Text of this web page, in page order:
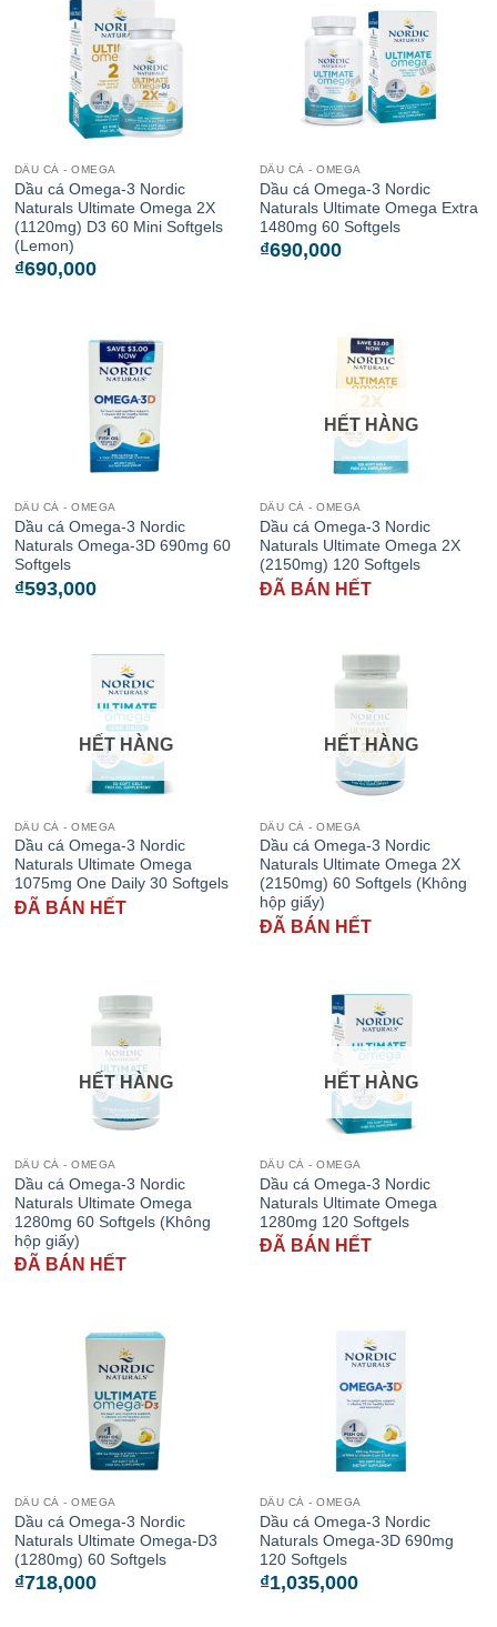
DẦU CÁ - OMEGA
Dầu cá Omega-3 Nordic
Naturals Ultimate Omega 2X
(1120mg) D3 60 Mini Softgels
(Lemon)
₫690,000
DẦU CÁ - OMEGA
Dầu cá Omega-3 Nordic
Naturals Ultimate Omega Extra
1480mg 60 Softgels
₫690,000
DẦU CÁ - OMEGA
Dầu cá Omega-3 Nordic
Naturals Omega-3D 690mg 60
Softgels
₫593,000
HẾT HÀNG
DẦU CÁ - OMEGA
Dầu cá Omega-3 Nordic
Naturals Ultimate Omega 2X
(2150mg) 120 Softgels
ĐÃ BÁN HẾT
HẾT HÀNG
DẦU CÁ - OMEGA
Dầu cá Omega-3 Nordic
Naturals Ultimate Omega
1075mg One Daily 30 Softgels
ĐÃ BÁN HẾT
HẾT HÀNG
DẦU CÁ - OMEGA
Dầu cá Omega-3 Nordic
Naturals Ultimate Omega 2X
(2150mg) 60 Softgels (Không
hộp giấy)
ĐÃ BÁN HẾT
HẾT HÀNG
DẦU CÁ - OMEGA
Dầu cá Omega-3 Nordic
Naturals Ultimate Omega
1280mg 60 Softgels (Không
hộp giấy)
ĐÃ BÁN HẾT
HẾT HÀNG
DẦU CÁ - OMEGA
Dầu cá Omega-3 Nordic
Naturals Ultimate Omega
1280mg 120 Softgels
ĐÃ BÁN HẾT
DẦU CÁ - OMEGA
Dầu cá Omega-3 Nordic
Naturals Ultimate Omega-D3
(1280mg) 60 Softgels
₫718,000
DẦU CÁ - OMEGA
Dầu cá Omega-3 Nordic
Naturals Omega-3D 690mg
120 Softgels
₫1,035,000